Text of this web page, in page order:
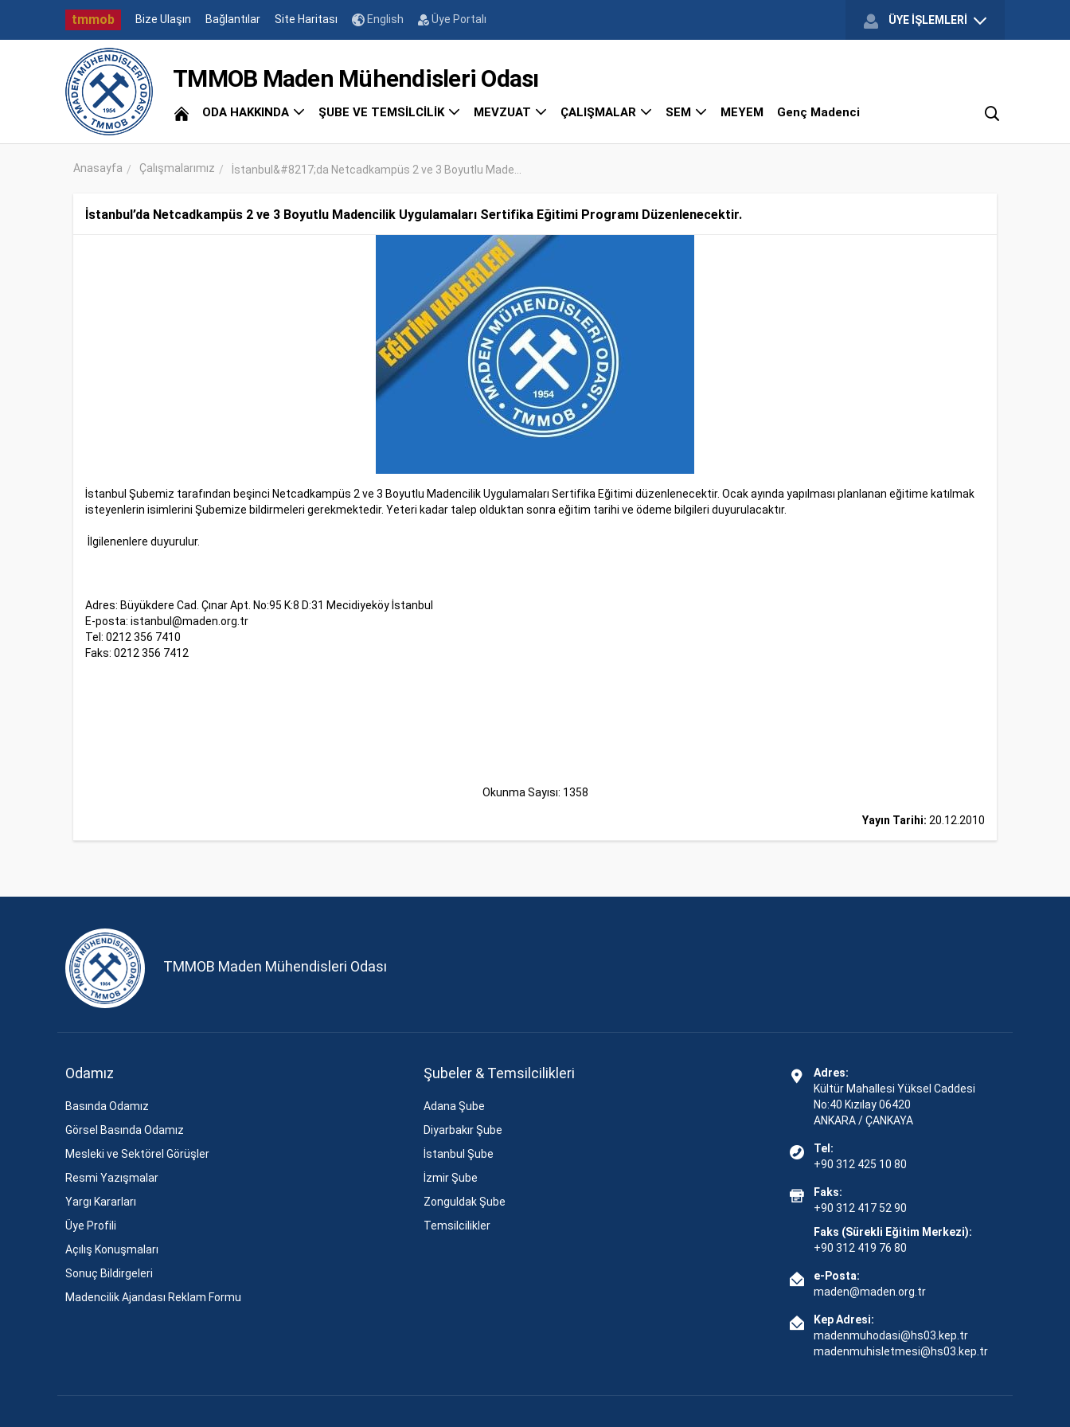
tmmob Bize Ulaşın Bağlantılar Site Haritası English Üye Portalı ÜYE İŞLEMLERİ
TMMOB Maden Mühendisleri Odası
ODA HAKKINDA ŞUBE VE TEMSİLCİLİK MEVZUAT ÇALIŞMALAR SEM MEYEM Genç Madenci
Anasayfa Çalışmalarımız İstanbul&#8217;da Netcadkampüs 2 ve 3 Boyutlu Made...
İstanbul’da Netcadkampüs 2 ve 3 Boyutlu Madencilik Uygulamaları Sertifika Eğitimi Programı Düzenlenecektir.
İstanbul Şubemiz tarafından beşinci Netcadkampüs 2 ve 3 Boyutlu Madencilik Uygulamaları Sertifika Eğitimi düzenlenecektir. Ocak ayında yapılması planlanan eğitime katılmak
isteyenlerin isimlerini Şubemize bildirmeleri gerekmektedir. Yeteri kadar talep olduktan sonra eğitim tarihi ve ödeme bilgileri duyurulacaktır.
İlgilenenlere duyurulur.
Adres: Büyükdere Cad. Çınar Apt. No:95 K:8 D:31 Mecidiyeköy İstanbul
E-posta: istanbul@maden.org.tr
Tel: 0212 356 7410
Faks: 0212 356 7412
Okunma Sayısı: 1358
Yayın Tarihi: 20.12.2010
TMMOB Maden Mühendisleri Odası
Odamız
Basında Odamız
Görsel Basında Odamız
Mesleki ve Sektörel Görüşler
Resmi Yazışmalar
Yargı Kararları
Üye Profili
Açılış Konuşmaları
Sonuç Bildirgeleri
Madencilik Ajandası Reklam Formu
Şubeler & Temsilcilikleri
Adana Şube
Diyarbakır Şube
İstanbul Şube
İzmir Şube
Zonguldak Şube
Temsilcilikler
Adres:
Kültür Mahallesi Yüksel Caddesi
No:40 Kızılay 06420
ANKARA / ÇANKAYA
Tel:
+90 312 425 10 80
Faks:
+90 312 417 52 90
Faks (Sürekli Eğitim Merkezi):
+90 312 419 76 80
e-Posta:
maden@maden.org.tr
Kep Adresi:
madenmuhodasi@hs03.kep.tr
madenmuhisletmesi@hs03.kep.tr